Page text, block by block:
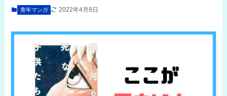
青年マンガ 2022年4月8日